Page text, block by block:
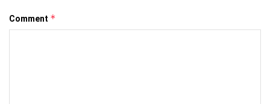
Comment *